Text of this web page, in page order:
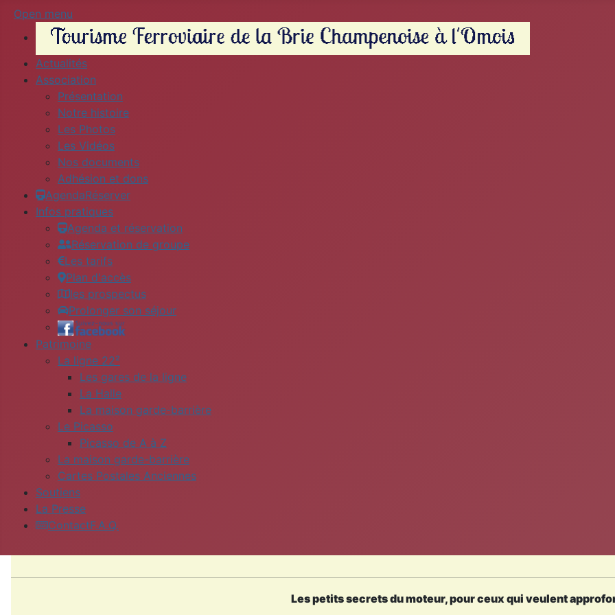
Open menu
Actualités
Association
Présentation
Notre histoire
Les Photos
Les Vidéos
Nos documents
Adhésion et dons
AgendaRéserver
Infos pratiques
Agenda et réservation
Réservation de groupe
Les tarifs
Plan d'accès
les prospectus
Prolonger son séjour
Patrimoine
La ligne 22²
Les gares de la ligne
La Halle
La maison garde-barrière
Le Picasso
Picasso de A à Z
La maison garde-barrière
Cartes Postales Anciennes
Soutiens
La Presse
ContactF.A.Q.
Les petits secrets du moteur, pour ceux qui veulent